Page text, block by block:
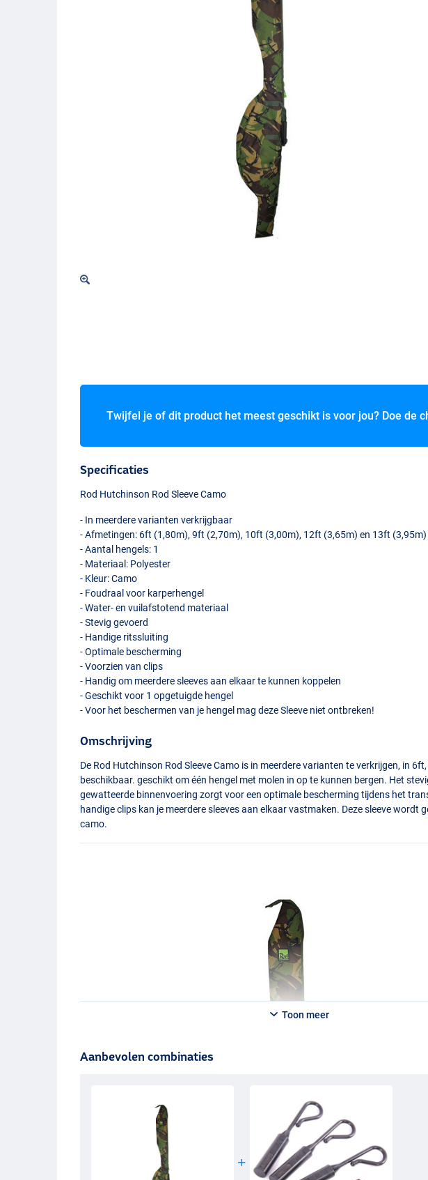
Twijfel je of dit product het meest geschikt is voor jou? Doe de
Specificaties
Rod Hutchinson Rod Sleeve Camo
- In meerdere varianten verkrijgbaar
- Afmetingen: 6ft (1,80m), 9ft (2,70m), 10ft (3,00m), 12ft (3,65m) en 13ft (3,95m)
- Aantal hengels: 1
- Materiaal: Polyester
- Kleur: Camo
- Foudraal voor karperhengel
- Water- en vuilafstotend materiaal
- Stevig gevoerd
- Handige ritssluiting
- Optimale bescherming
- Voorzien van clips
- Handig om meerdere sleeves aan elkaar te kunnen koppelen
- Geschikt voor 1 opgetuigde hengel
- Voor het beschermen van je hengel mag deze Sleeve niet ontbreken!
Omschrijving
De Rod Hutchinson Rod Sleeve Camo is in meerdere varianten te verkrijgen, in
beschikbaar. geschikt om één hengel met molen in op te kunnen bergen. Het
gewatteerde binnenvoering zorgt voor een optimale bescherming tijdens het
handige clips kan je meerdere sleeves aan elkaar vastmaken. Deze sleeve wordt
camo.
Toon meer
Aanbevolen combinaties